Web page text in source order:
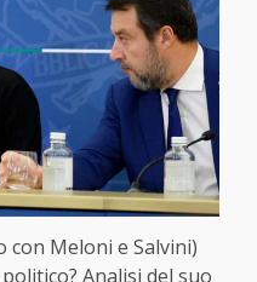
Meloni e Salvini)
Analisi del suo